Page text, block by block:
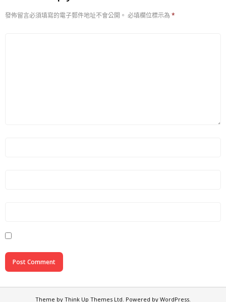
發佈留言必須填寫的電子郵件地址不會公開。 必填欄位標示為 *
Theme by Think Up Themes Ltd. Powered by WordPress.